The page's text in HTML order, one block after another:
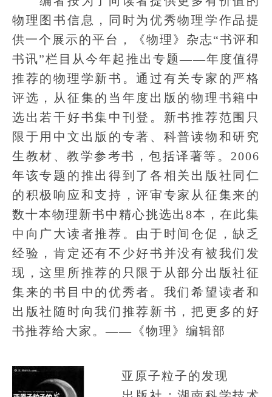
物理图书信息，同时为优秀物理学作品提
供一个展示的平台，《物理》杂志“书评和
书讯”栏目从今年起推出专题——年度值得
推荐的物理学新书。通过有关专家的严格
评选，从征集的当年度出版的物理书籍中
选出若干好书集中刊登。新书推荐范围只
限于用中文出版的专著、科普读物和研究
生教材、教学参考书，包括译著等。2006
年该专题的推出得到了各相关出版社同仁
的积极响应和支持，评审专家从征集来的
数十本物理新书中精心挑选出8本，在此集
中向广大读者推荐。由于时间仓促，缺乏
经验，肯定还有不少好书并没有被我们发
现，这里所推荐的只限于从部分出版社征
集来的书目中的优秀者。我们希望读者和
出版社随时向我们推荐新书，把更多的好
书推荐给大家。——《物理》编辑部
亚原子粒子的发现